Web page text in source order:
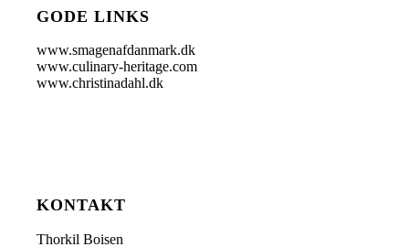
GODE LINKS
www.smagenafdanmark.dk
www.culinary-heritage.com
www.christinadahl.dk
KONTAKT
Thorkil Boisen